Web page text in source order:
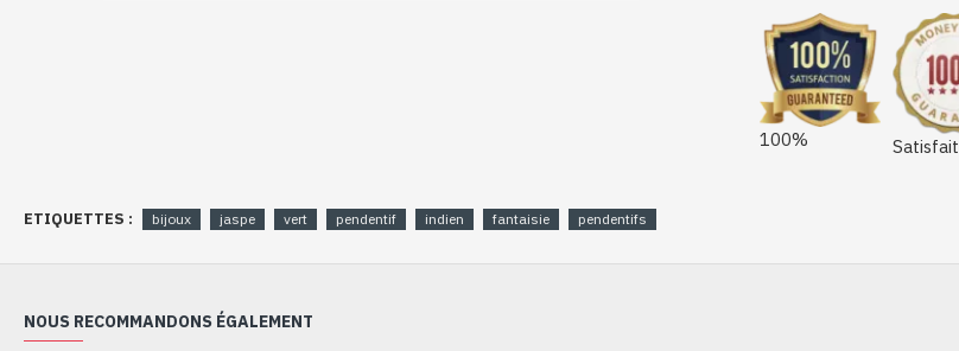
100% Satisfait
ETIQUETTES : bijoux jaspe vert pendentif indien fantaisie pendentifs
NOUS RECOMMANDONS ÉGALEMENT